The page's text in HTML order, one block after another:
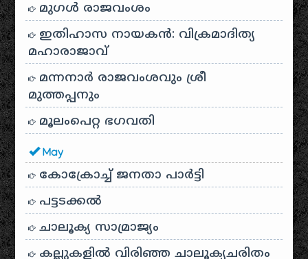
മുഗൾ രാജവംശം
ഇതിഹാസ നായകൻ: വിക്രമാദിത്യ
മഹാരാജാവ്
മന്നനാർ രാജവംശവും ശ്രീ
മുത്തപ്പനും
മൂലംപെറ്റ ഭഗവതി
May
കോക്രോച്ച് ജനതാ പാർട്ടി
പട്ടടക്കൽ
ചാലൂക്യ സാമ്രാജ്യം
കല്ലുകളിൽ വിരിഞ്ഞ ചാലൂക്യചരിതം